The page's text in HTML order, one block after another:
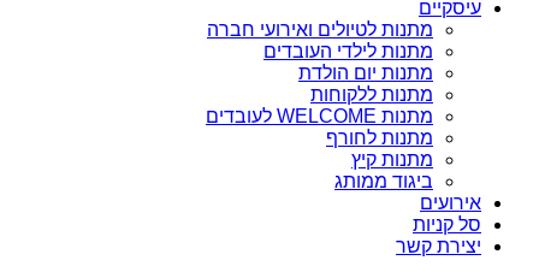
עיסקיים
מתנות לטיולים ואירועי חברה
מתנות לילדי העובדים
מתנות יום הולדת
מתנות ללקוחות
מתנות WELCOME לעובדים
מתנות לחורף
מתנות קיץ
ביגוד ממותג
אירועים
סל קניות
יצירת קשר